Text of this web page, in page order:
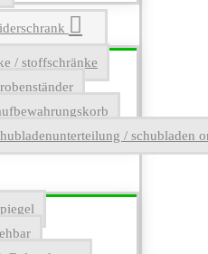
/ stoffschränke
/ schubladen